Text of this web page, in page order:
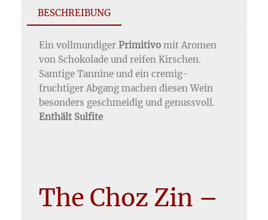
BESCHREIBUNG
Ein vollmundiger Primitivo mit Aromen
von Schokolade und reifen Kirschen.
Samtige Tannine und ein cremig-
fruchtiger Abgang machen diesen Wein
besonders geschmeidig und genussvoll.
Enthält Sulfite
The Choz Zin –